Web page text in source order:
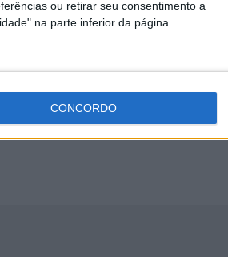
ou retirar seu consentimento a
na parte inferior da página.
CONCORDO